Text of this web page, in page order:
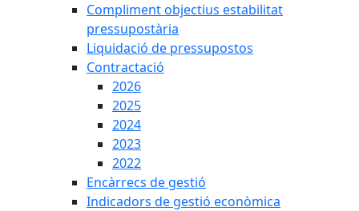
Compliment objectius estabilitat
pressupostària
Liquidació de pressupostos
Contractació
2026
2025
2024
2023
2022
Encàrrecs de gestió
Indicadors de gestió econòmica